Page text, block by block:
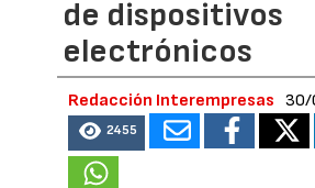
de dispositivos
electrónicos
Redacción Interempresas 30/
2455